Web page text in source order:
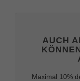
AUCH
Maximal 10%